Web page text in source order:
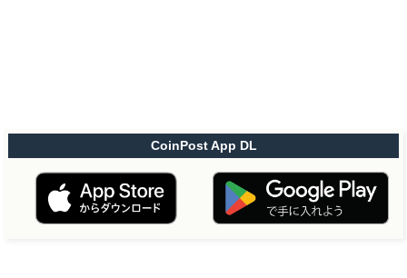
CoinPost App DL